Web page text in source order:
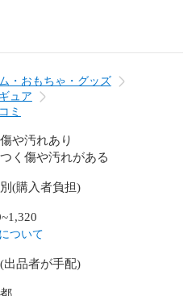
す「送料」の項目をご覧くだ
共有しております。そのため
レ・経年劣化等がございま
ル、海外出荷向け、国内輸入
場合もございます。
プの多重貼りを含む)商品の内
・おもちゃ・グッズ
ュア
ミ
や汚れあり
く傷や汚れがある
(購入者負担)
ついて
出品者が手配)